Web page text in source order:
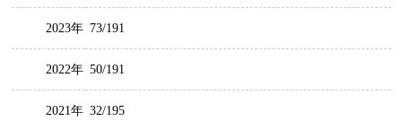
2023年 73/191
2022年 50/191
2021年 32/195